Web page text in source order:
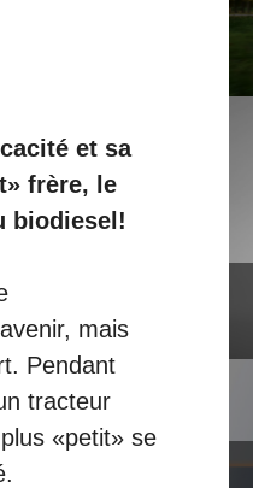
et sa
frère, le
biodiesel!
mais
Pendant
tracteur
«petit» se